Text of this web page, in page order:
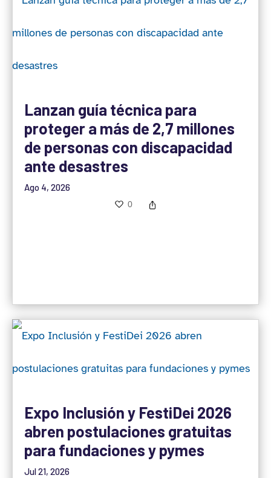
Lanzan guía técnica para
proteger a más de 2,7 millones
de personas con discapacidad
ante desastres
Ago 4, 2026
0
Expo Inclusión y FestiDei 2026
abren postulaciones gratuitas
para fundaciones y pymes
Jul 21, 2026